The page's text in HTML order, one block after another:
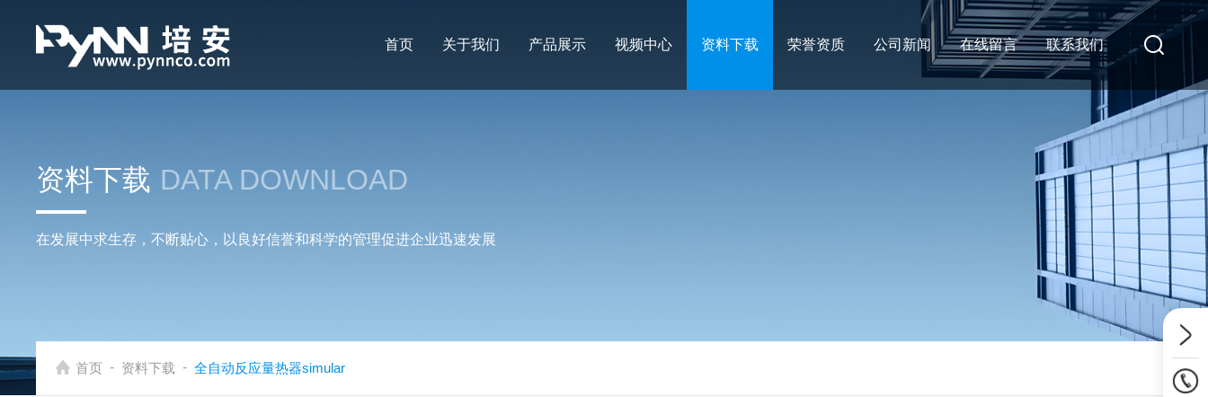
首页 关于我们 产品展示 视频中心 资料下载 荣誉资质 公司新闻 在线留言 联系我们
资料下载 DATA DOWNLOAD
在发展中求生存，不断贴心，以良好信誉和科学的管理促进企业迅速发展
首页 - 资料下载 - 全自动反应量热器simular